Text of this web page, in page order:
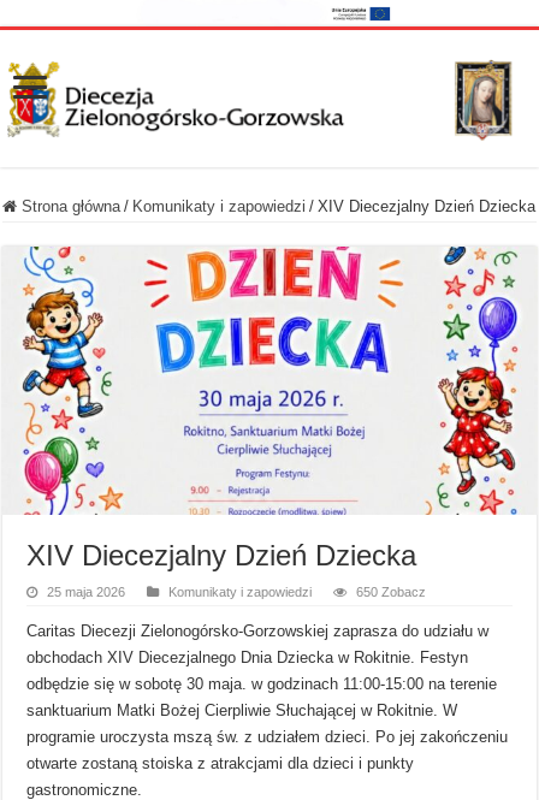
Strona główna / Komunikaty i zapowiedzi / XIV Diecezjalny Dzień Dziecka
XIV Diecezjalny Dzień Dziecka
25 maja 2026 Komunikaty i zapowiedzi 650 Zobacz
Caritas Diecezji Zielonogórsko-Gorzowskiej zaprasza do udziału w
obchodach XIV Diecezjalnego Dnia Dziecka w Rokitnie. Festyn
odbędzie się w sobotę 30 maja. w godzinach 11:00-15:00 na terenie
sanktuarium Matki Bożej Cierpliwie Słuchającej w Rokitnie. W
programie uroczysta mszą św. z udziałem dzieci. Po jej zakończeniu
otwarte zostaną stoiska z atrakcjami dla dzieci i punkty
gastronomiczne.